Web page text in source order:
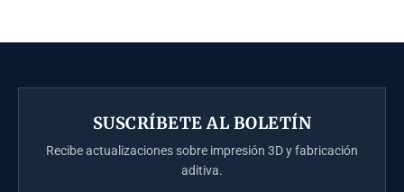
SUSCRÍBETE AL BOLETÍN
Recibe actualizaciones sobre impresión 3D y fabricación
aditiva.